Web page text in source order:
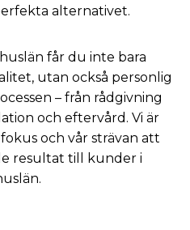
alternativet.
får du inte bara
utan också personlig
– från rådgivning
och eftervård. Vi är
och vår strävan att
resultat till kunder i